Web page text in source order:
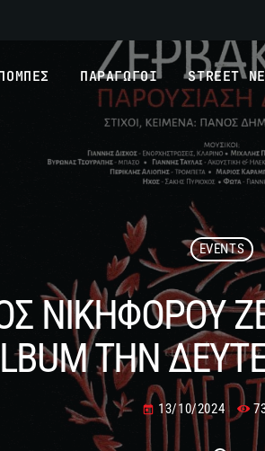
ΠΑΡΑΓΩΓΟΙ STREET
EVENTS
ΝΙΚΗΦΟΡΟΥ
ΤΗΝ
today 13/10/2024